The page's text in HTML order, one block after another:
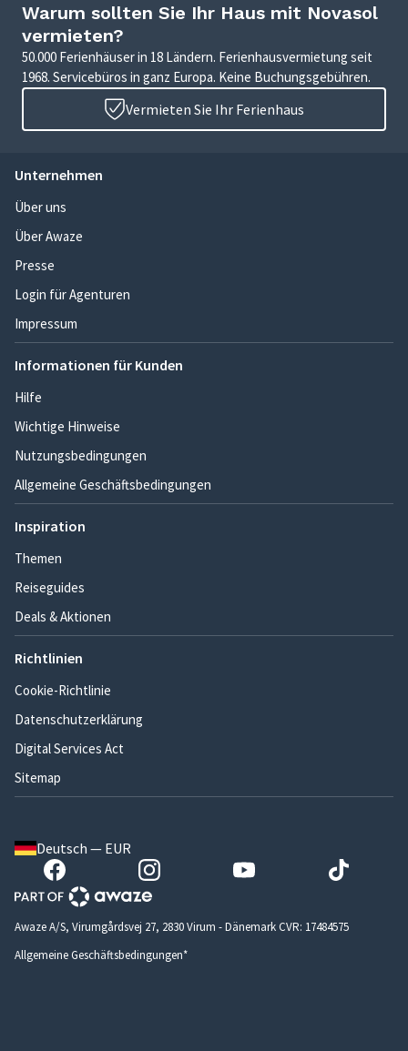
Warum sollten Sie Ihr Haus mit Novasol
vermieten?
50.000 Ferienhäuser in 18 Ländern. Ferienhausvermietung seit
1968. Servicebüros in ganz Europa. Keine Buchungsgebühren.
Vermieten Sie Ihr Ferienhaus
Unternehmen
Über uns
Über Awaze
Presse
Login für Agenturen
Impressum
Informationen für Kunden
Hilfe
Wichtige Hinweise
Nutzungsbedingungen
Allgemeine Geschäftsbedingungen
Inspiration
Themen
Reiseguides
Deals & Aktionen
Richtlinien
Cookie-Richtlinie
Datenschutzerklärung
Digital Services Act
Sitemap
Deutsch — EUR
Awaze A/S, Virumgårdsvej 27, 2830 Virum - Dänemark CVR: 17484575
Allgemeine Geschäftsbedingungen*